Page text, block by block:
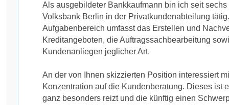
Als ausgebildeter Bankkaufmann bin ich seit
Volksbank Berlin in der Privatkundenabteilung
Aufgabenbereich umfasst das Erstellen und
Kreditangeboten, die Auftragssachbearbeitung
Kundenanliegen jeglicher Art.
An der von Ihnen skizzierten Position interessiert
Konzentration auf die Kundenberatung. Dieses ist
ganz besonders reizt und die künftig einen